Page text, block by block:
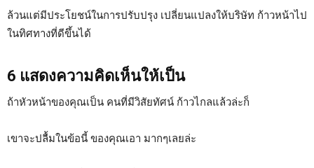
ล้วนแต่มีประโยชน์ในการปรับปรุง เปลี่ยนแปลงให้บริษัท ก้าวหน้าไป
ในทิศทางที่ดีขึ้นได้
6 แสดงความคิดเห็นให้เป็น
ถ้าหัวหน้าของคุณเป็น คนที่มีวิสัยทัศน์ ก้าวไกลแล้วล่ะก็
เขาจะปลื้มในข้อนี้ ของคุณเอา มากๆเลยล่ะ